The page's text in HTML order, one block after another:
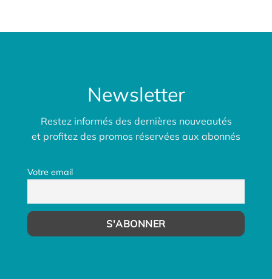
Newsletter
Restez informés des dernières nouveautés
et profitez des promos réservées aux abonnés
Votre email